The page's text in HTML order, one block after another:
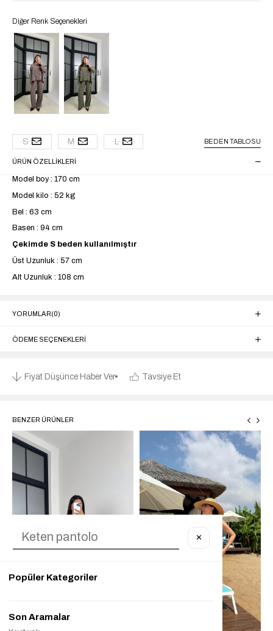
Diğer Renk Seçenekleri
Tükendi Tükendi
S M L BEDEN TABLOSU
ÜRÜN ÖZELLIKLERI
Model boy : 170 cm
Model kilo : 52 kg
Bel : 63 cm
Basen : 94 cm
Çekimde S beden kullanılmıştır
Üst Uzunluk : 57 cm
Alt Uzunluk : 108 cm
YORUMLAR(0)
ÖDEME SEÇENEKLERI
Fiyat Düşünce Haber Ver Tavsiye Et
BENZER ÜRÜNLER
✕
Popüler Kategoriler
Son Aramalar